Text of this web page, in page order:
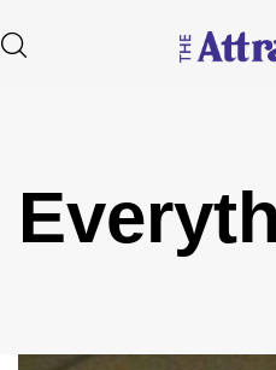
Type and hit enter